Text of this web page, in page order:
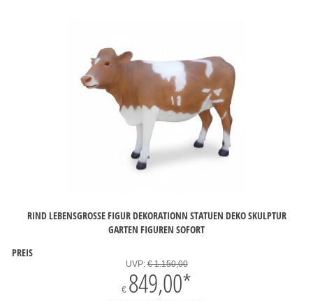
RIND LEBENSGROSSE FIGUR DEKORATIONN STATUEN DEKO SKULPTUR G
ARTEN FIGUREN SOFORT
PREIS
UVP:€ 1.150,00
€ 849,00*